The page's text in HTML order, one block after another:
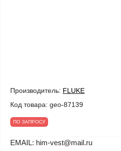
Производитель: FLUKE
Код товара: geo-87139
ПО ЗАПРОСУ
EMAIL: him-vest@mail.ru